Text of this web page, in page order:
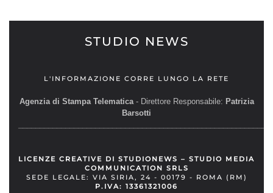
STUDIO NEWS
L'INFORMAZIONE CORRE LUNGO LA RETE
Agenzia di Stampa Telematica- Direttore Responsabile: Patrizia
Barsotti
LICENZE CREATIVE DI STUDIONEWS – STUDIO MEDIA
COMMUNICATION SRLS
SEDE LEGALE: VIA SIRIA, 24 - 00179 - ROMA (RM)
P.IVA: 13361321006